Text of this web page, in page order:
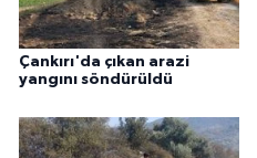
Çankırı'da çıkan arazi
yangını söndürüldü